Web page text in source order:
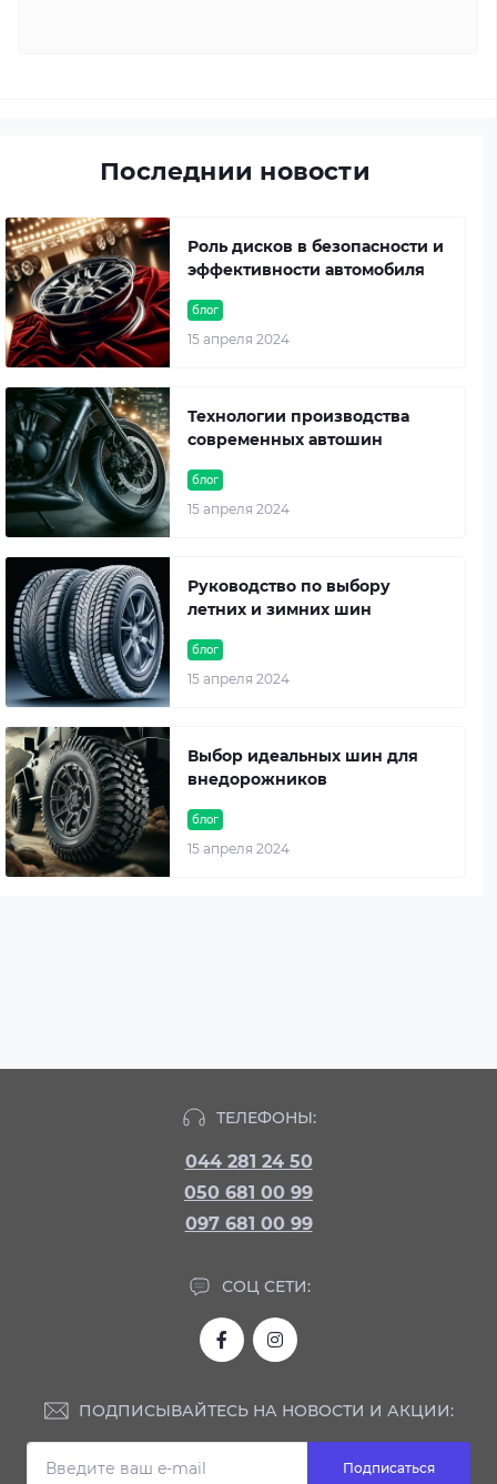
Последнии новости
блог
15 апреля 2024
Роль дисков в безопасности и
эффективности автомобиля
блог
15 апреля 2024
Технологии производства
современных автошин
блог
15 апреля 2024
Руководство по выбору
летних и зимних шин
блог
15 апреля 2024
Выбор идеальных шин для
внедорожников
ТЕЛЕФОНЫ:
044 281 24 50
050 681 00 99
097 681 00 99
СОЦ СЕТИ:
ПОДПИСЫВАЙТЕСЬ НА НОВОСТИ И АКЦИИ:
Подписаться